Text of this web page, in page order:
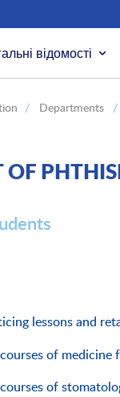
відомості
/ Departments /
OF
lessons and
of medicine
of